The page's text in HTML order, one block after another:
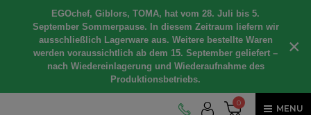
EGOchef, Giblors, TOMA, hat vom 28. Juli bis 5.
September Sommerpause. In diesem Zeitraum liefern wir
ausschließlich Lagerware aus. Weitere bestellte Waren
werden voraussichtlich ab dem 15. September geliefert –
nach Wiedereinlagerung und Wiederaufnahme des
Produktionsbetriebs.
×
0
MENU